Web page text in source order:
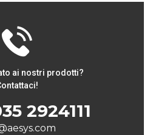
ai nostri prodotti?
2924111